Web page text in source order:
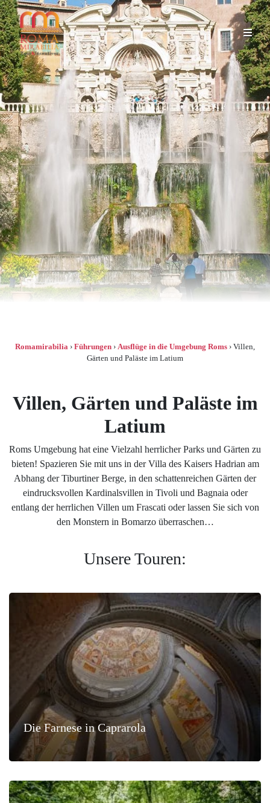
Romamirabilia › Führungen › Ausflüge in die Umgebung Roms › Villen,
Gärten und Paläste im Latium
Villen, Gärten und Paläste im
Latium
Roms Umgebung hat eine Vielzahl herrlicher Parks und Gärten zu
bieten! Spazieren Sie mit uns in der Villa des Kaisers Hadrian am
Abhang der Tiburtiner Berge, in den schattenreichen Gärten der
eindrucksvollen Kardinalsvillen in Tivoli und Bagnaia oder
entlang der herrlichen Villen um Frascati oder lassen Sie sich von
den Monstern in Bomarzo überraschen…
Unsere Touren:
Die Farnese in Caprarola